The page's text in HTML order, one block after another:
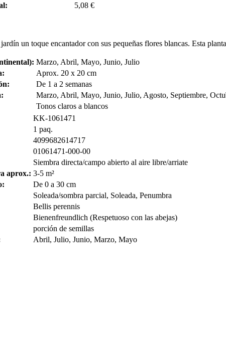
5,08 €
un toque encantador con sus pequeñas flores blancas. Esta
Marzo, Abril, Mayo, Junio, Julio
Aprox. 20 x 20 cm
De 1 a 2 semanas
Marzo, Abril, Mayo, Junio, Julio, Agosto, Septiembre,
Tonos claros a blancos
KK-1061471
1 paq.
4099682614717
01061471-000-00
Siembra directa/campo abierto al aire libre/arriate
aprox.: 3-5 m²
De 0 a 30 cm
Soleada/sombra parcial, Soleada, Penumbra
Bellis perennis
Bienenfreundlich (Respetuoso con las abejas)
porción de semillas
Abril, Julio, Junio, Marzo, Mayo